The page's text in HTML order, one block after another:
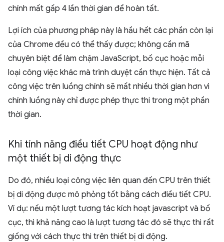
chính mất gấp 4 lần thời gian để hoàn tất.
Lợi ích của phương pháp này là hầu hết các phần còn lại
của Chrome đều có thể thấy được; không cần mã
chuyên biệt để làm chậm JavaScript, bố cục hoặc mỗi
loại công việc khác mà trình duyệt cần thực hiện. Tất cả
công việc trên luồng chính sẽ mất nhiều thời gian hơn vì
chính luồng này chỉ được phép thực thi trong một phần
thời gian.
Khi tính năng điều tiết CPU hoạt động như
một thiết bị di động thực
Do đó, nhiều loại công việc liên quan đến CPU trên thiết
bị di động được mô phỏng tốt bằng cách điều tiết CPU.
Ví dụ: nếu một lượt tương tác kích hoạt javascript và bố
cục, thì khả năng cao là lượt tương tác đó sẽ thực thi rất
giống với cách thực thi trên thiết bị di động.